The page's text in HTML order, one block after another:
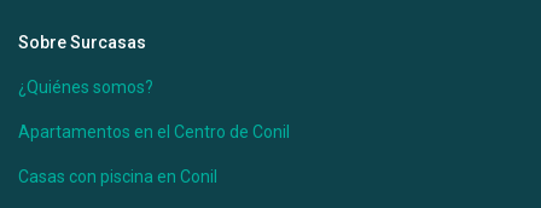
Sobre Surcasas
¿Quiénes somos?
Apartamentos en el Centro de Conil
Casas con piscina en Conil